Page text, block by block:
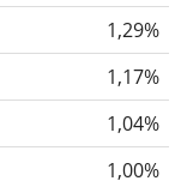
1,29%
1,17%
1,04%
1,00%